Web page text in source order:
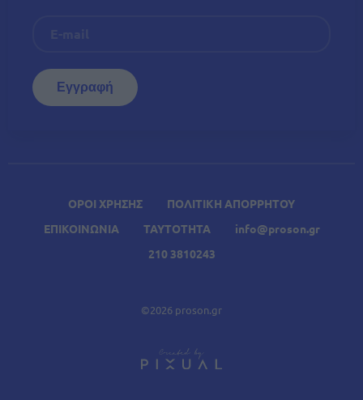
A Σχετικά Άρθρα
ΟΡΟΙ ΧΡΗΣΗΣ
ΠΟΛΙΤΙΚΗ ΑΠΟΡΡΗΤΟΥ
ΕΠΙΚΟΙΝΩΝΙΑ
ΤΑΥΤΟΤΗΤΑ
info@proson.gr
210 3810243
©2026 proson.gr